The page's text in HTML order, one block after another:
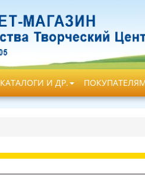
КАТАЛОГИ И ДР.